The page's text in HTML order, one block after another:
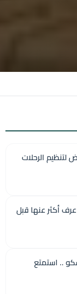
الرحلات
أكثر عنها قبل
استمتع